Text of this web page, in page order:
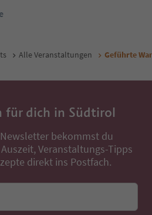
Alle Veranstaltungen Geführte
für dich in Südtirol
bekommst du
Veranstaltungs-Tipps
direkt ins Postfach.